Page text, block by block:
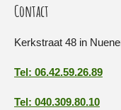
Contact
Kerkstraat 48 in
Tel: 06.42.59.26.89
Tel: 040.309.80.10